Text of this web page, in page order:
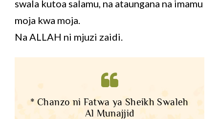
swala kutoa salamu, na ataungana na imamu
moja kwa moja.
Na ALLAH ni mjuzi zaidi.
* Chanzo ni Fatwa ya Sheikh Swaleh
Al Munajjid